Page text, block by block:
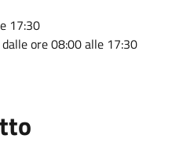
17:30
ore 08:00 alle 17:30